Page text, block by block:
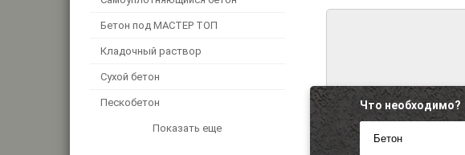
Бетон под МАСТЕР ТОП
Кладочный раствор
Сухой бетон
Пескобетон
Показать еще
Что необходимо?